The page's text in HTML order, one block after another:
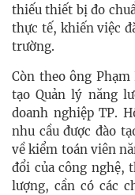
thiếu thiết bị đo
thực tế, khiến việc
trường.
Còn theo ông
tạo Quản lý năng
doanh nghiệp TP.
nhu cầu được đào
về kiểm toán viên
đổi của công nghệ,
lượng, cần có các